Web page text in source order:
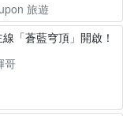
旅遊
「蒼藍穹頂」開啟！
哥